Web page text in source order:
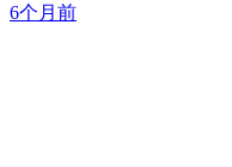
6个月前